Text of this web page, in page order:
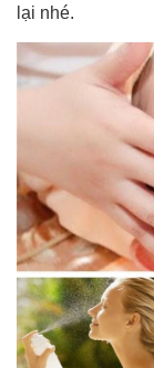
lại nhé.